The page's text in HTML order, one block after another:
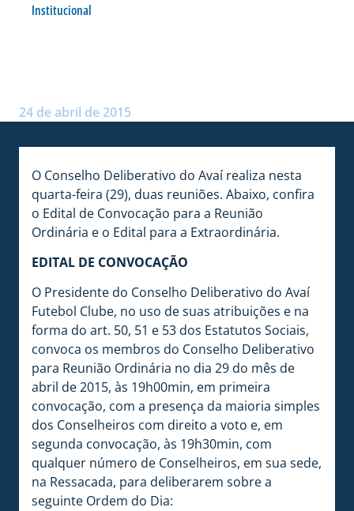
Institucional
24 de abril de 2015
O Conselho Deliberativo do Avaí realiza nesta
quarta-feira (29), duas reuniões. Abaixo, confira
o Edital de Convocação para a Reunião
Ordinária e o Edital para a Extraordinária.
EDITAL DE CONVOCAÇÃO
O Presidente do Conselho Deliberativo do Avaí
Futebol Clube, no uso de suas atribuições e na
forma do art. 50, 51 e 53 dos Estatutos Sociais,
convoca os membros do Conselho Deliberativo
para Reunião Ordinária no dia 29 do mês de
abril de 2015, às 19h00min, em primeira
convocação, com a presença da maioria simples
dos Conselheiros com direito a voto e, em
segunda convocação, às 19h30min, com
qualquer número de Conselheiros, em sua sede,
na Ressacada, para deliberarem sobre a
seguinte Ordem do Dia: